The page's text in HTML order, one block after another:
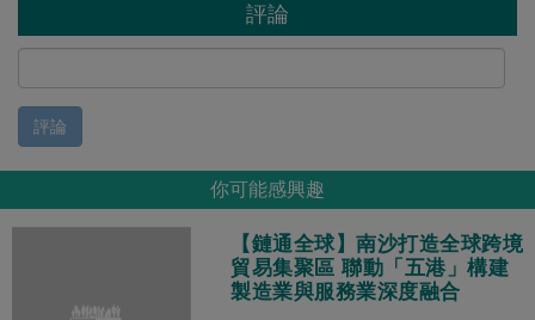
評論
評論
你可能感興趣
【鏈通全球】南沙打造全球跨境
貿易集聚區 聯動「五港」構建
製造業與服務業深度融合